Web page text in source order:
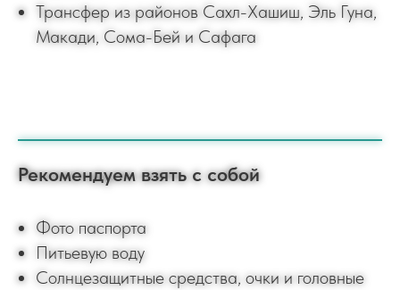
Трансфер из районов Сахл-Хашиш, Эль Гуна,
Макади, Сома-Бей и Сафага
Рекомендуем взять с собой
Фото паспорта
Питьевую воду
Солнцезащитные средства, очки и головные